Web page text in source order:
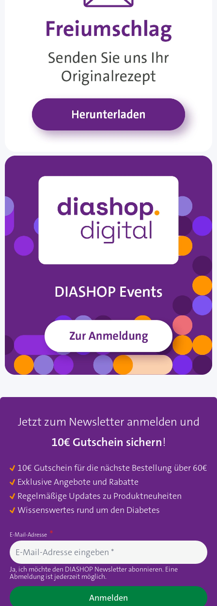
Jetzt zum Newsletter anmelden und
10€ Gutschein sichern!
10€ Gutschein für die nächste Bestellung über 60€
Exklusive Angebote und Rabatte
Regelmäßige Updates zu Produktneuheiten
Wissenswertes rund um den Diabetes
E-Mail-Adresse
Ja, ich möchte den DIASHOP Newsletter abonnieren. Eine
Abmeldung ist jederzeit möglich.
Anmelden